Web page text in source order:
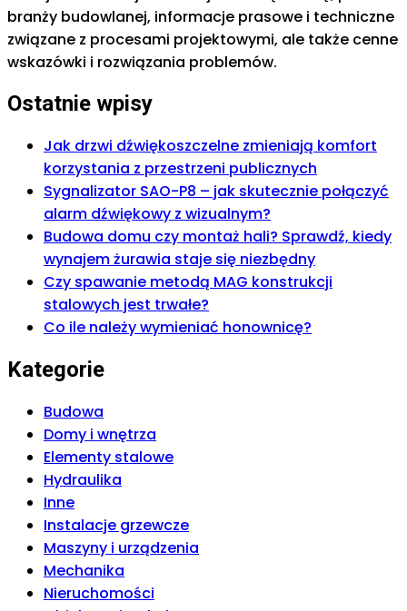
branży budowlanej, informacje prasowe i techniczne
związane z procesami projektowymi, ale także cenne
wskazówki i rozwiązania problemów.
Ostatnie wpisy
Jak drzwi dźwiękoszczelne zmieniają komfort
korzystania z przestrzeni publicznych
Sygnalizator SAO-P8 – jak skutecznie połączyć
alarm dźwiękowy z wizualnym?
Budowa domu czy montaż hali? Sprawdź, kiedy
wynajem żurawia staje się niezbędny
Czy spawanie metodą MAG konstrukcji
stalowych jest trwałe?
Co ile należy wymieniać honownicę?
Kategorie
Budowa
Domy i wnętrza
Elementy stalowe
Hydraulika
Inne
Instalacje grzewcze
Maszyny i urządzenia
Mechanika
Nieruchomości